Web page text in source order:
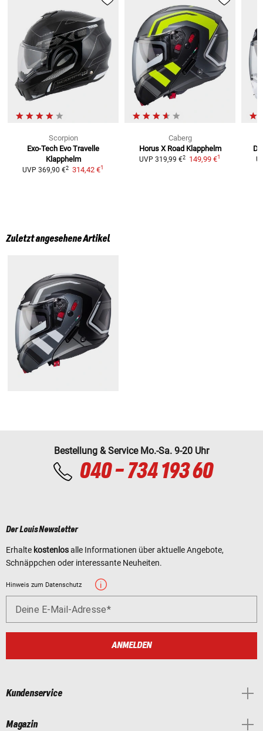
Scorpion
Exo-Tech Evo Travelle
Klapphelm
UVP 369,90 €2 314,42 €1
Caberg
Horus X Road Klapphelm
UVP 319,99 €2 149,99 €1
Zuletzt angesehene Artikel
Bestellung & Service Mo.-Sa. 9-20 Uhr
040 - 734 193 60
Der Louis Newsletter
Erhalte kostenlosalle Informationen über aktuelle Angebote,
Schnäppchen oder interessante Neuheiten.
Hinweis zum Datenschutz
Deine E-Mail-Adresse
ANMELDEN
Kundenservice
Magazin